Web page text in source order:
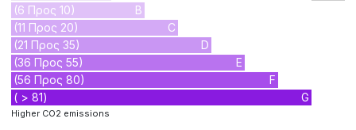
(6 Προς 10)
B
(11 Προς 20)
C
(21 Προς 35)
D
(36 Προς 55)
E
(56 Προς 80)
F
( > 81)
G
Higher CO2 emissions